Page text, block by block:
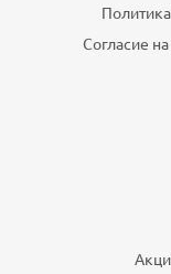
Согласие